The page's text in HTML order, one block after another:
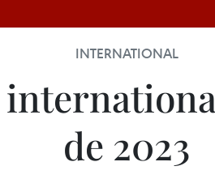
INTERNATIONAL
de 2023